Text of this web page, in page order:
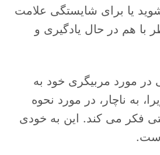
یا برای شایستگی علامت
با هم در حال یادگیری و
در مورد مربیگری خود به
به ناچار، در مورد نحوه
فکر می کند. این به خودی